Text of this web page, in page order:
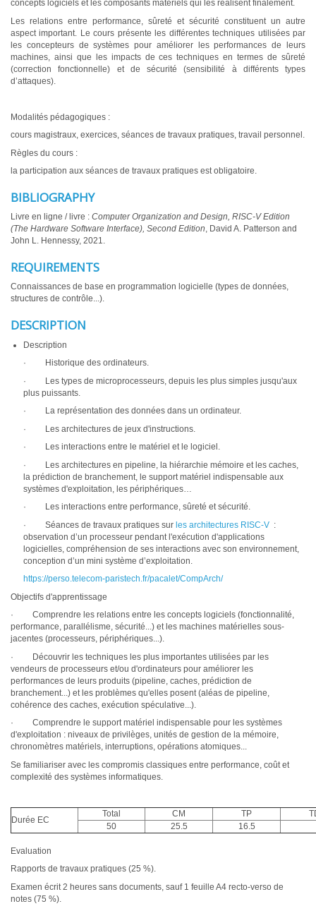
concepts logiciels et les composants matériels qui les réalisent finalement.
Les relations entre performance, sûreté et sécurité constituent un autre
aspect important. Le cours présente les différentes techniques utilisées par
les concepteurs de systèmes pour améliorer les performances de leurs
machines, ainsi que les impacts de ces techniques en termes de sûreté
(correction fonctionnelle) et de sécurité (sensibilité à différents types
d’attaques).
Modalités pédagogiques :
cours magistraux, exercices, séances de travaux pratiques, travail personnel.
Règles du cours :
la participation aux séances de travaux pratiques est obligatoire.
BIBLIOGRAPHY
Livre en ligne / livre : Computer Organization and Design, RISC-V Edition
(The Hardware Software Interface), Second Edition, David A. Patterson and
John L. Hennessy, 2021.
REQUIREMENTS
Connaissances de base en programmation logicielle (types de données,
structures de contrôle...).
DESCRIPTION
Description
· Historique des ordinateurs.
· Les types de microprocesseurs, depuis les plus simples jusqu'aux
plus puissants.
· La représentation des données dans un ordinateur.
· Les architectures de jeux d'instructions.
· Les interactions entre le matériel et le logiciel.
· Les architectures en pipeline, la hiérarchie mémoire et les caches,
la prédiction de branchement, le support matériel indispensable aux
systèmes d'exploitation, les périphériques…
· Les interactions entre performance, sûreté et sécurité.
· Séances de travaux pratiques sur les architectures RISC-V :
observation d’un processeur pendant l'exécution d'applications
logicielles, compréhension de ses interactions avec son environnement,
conception d’un mini système d’exploitation.
https://perso.telecom-paristech.fr/pacalet/CompArch/
Objectifs d'apprentissage
· Comprendre les relations entre les concepts logiciels (fonctionnalité,
performance, parallélisme, sécurité...) et les machines matérielles sous-
jacentes (processeurs, périphériques...).
· Découvrir les techniques les plus importantes utilisées par les
vendeurs de processeurs et/ou d'ordinateurs pour améliorer les
performances de leurs produits (pipeline, caches, prédiction de
branchement...) et les problèmes qu'elles posent (aléas de pipeline,
cohérence des caches, exécution spéculative...).
· Comprendre le support matériel indispensable pour les systèmes
d'exploitation : niveaux de privilèges, unités de gestion de la mémoire,
chronomètres matériels, interruptions, opérations atomiques...
Se familiariser avec les compromis classiques entre performance, coût et
complexité des systèmes informatiques.
Durée EC
Total CM TP
50
25.5 16.5
Evaluation
Rapports de travaux pratiques (25 %).
Examen écrit 2 heures sans documents, sauf 1 feuille A4 recto-verso de
notes (75 %).